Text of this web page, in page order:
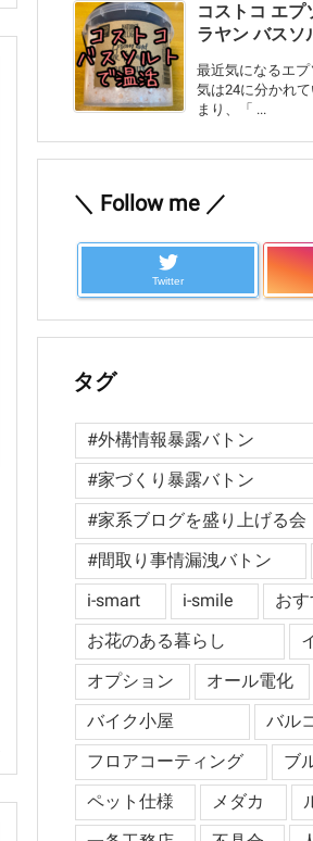
コストコ エプ
ラヤン バスソ
最近気になるエ
気は24に分かれ
まり、「 ...
＼ Follow me ／
Twitter
タグ
#外構情報暴露バトン
#家づくり暴露バトン
#家系ブログを盛り上げる会
#間取り事情漏洩バトン
i-smart
i-smile お
お花のある暮らし
オプション
オール電化
バイク小屋
バル
フロアコーティング
ブ
ペット仕様
メダカ